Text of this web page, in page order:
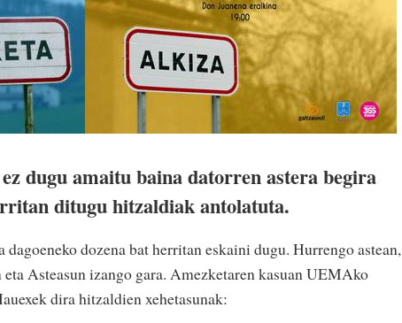
dugu amaitu baina datorren astera begira
ditugu hitzaldiak antolatuta.
dozena bat herritan eskaini dugu. Hurrengo astean,
Asteasun izango gara. Amezketaren kasuan UEMAko
dira hitzaldien xehetasunak: